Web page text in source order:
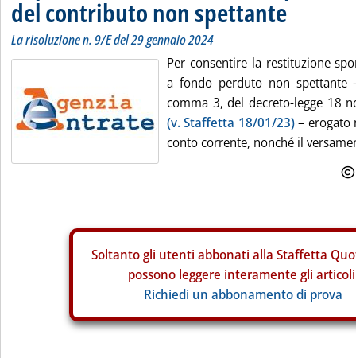
del contributo non spettante
La risoluzione n. 9/E del 29 gennaio 2024
Per consentire la restituzione
a fondo perduto non
comma 3, del decreto-legge 18
(v. Staffetta 18/01/23)– erogato
conto corrente, nonché il
Soltanto gli utenti abbonati alla Staffetta
possono leggere interamente gli
Richiedi un abbonamento di prova